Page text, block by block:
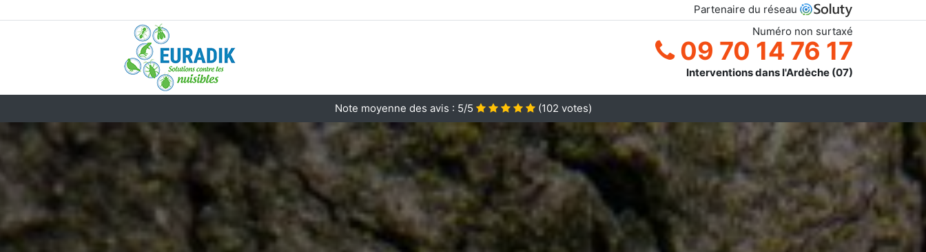
Partenaire du réseau
Numéro non surtaxé
09 70 14 76 17
Interventions dans l'Ardèche (07)
Note moyenne des avis : 5/5 (102 votes)